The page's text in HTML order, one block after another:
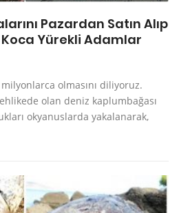
Pazardan Satın Alıp
Yürekli Adamlar
olmasını diliyoruz.
olan deniz kaplumbağası
okyanuslarda yakalanarak,